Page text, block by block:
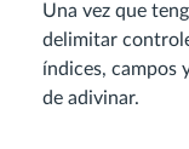
Una vez que
delimitar
índices, campos
de adivinar.